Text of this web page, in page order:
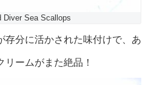
Diver Sea Scallops
存分に活かされた味付けで、あ
ームがまた絶品！